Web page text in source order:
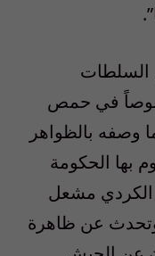
السلطات
في حمص
وصفه بالظواهر
بها الحكومة
مشعل
وتحدث عن ظاهرة